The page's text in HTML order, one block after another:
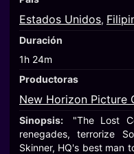
Estados Unidos,
Duración
1h 24m
Productoras
New Horizon Picture
Sinopsis:
"The Lost
renegades, terrorize
Skinner, HQ's best man